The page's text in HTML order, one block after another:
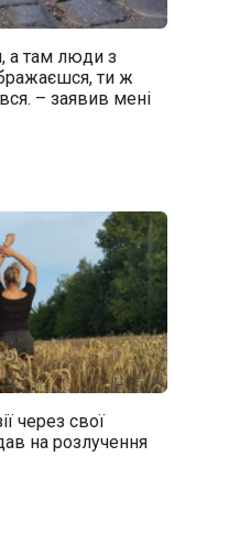
а там люди з
ти ж
– заявив мені
через свої
на розлучення